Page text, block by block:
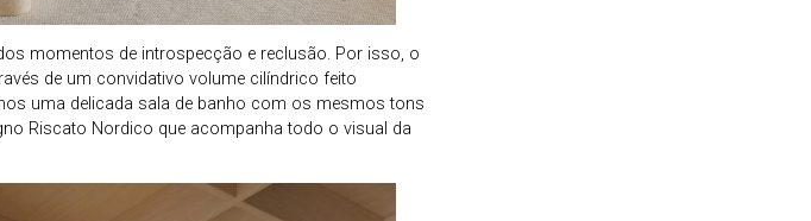
momentos de introspecção e reclusão. Por isso, o
de um convidativo volume cilíndrico feito
uma delicada sala de banho com os mesmos tons
Riscato Nordico que acompanha todo o visual da